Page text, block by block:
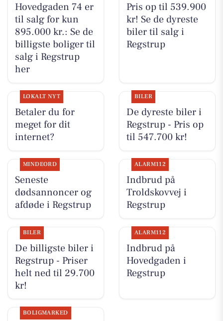
Hovedgaden 74 er
til salg for kun
895.000 kr.: Se de
billigste boliger til
salg i Regstrup
her
Pris op til 539.900
kr! Se de dyreste
biler til salg i
Regstrup
LOKALT NYT
Betaler du for
meget for dit
internet?
BILER
De dyreste biler i
Regstrup - Pris op
til 547.700 kr!
MINDEORD
Seneste
dødsannoncer og
afdøde i Regstrup
ALARM112
Indbrud på
Troldskovvej i
Regstrup
BILER
De billigste biler i
Regstrup - Priser
helt ned til 29.700
kr!
ALARM112
Indbrud på
Hovedgaden i
Regstrup
BOLIGMARKED